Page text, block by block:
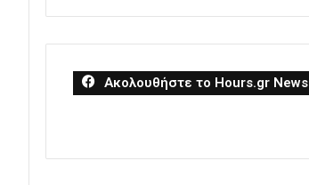
Ακολουθήστε το Hours.gr News